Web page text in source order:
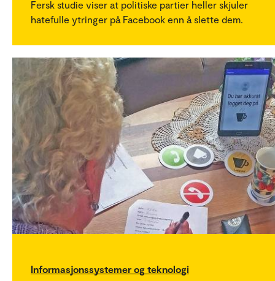
Fersk studie viser at politiske partier heller skjuler
hatefulle ytringer på Facebook enn å slette dem.
Informasjonssystemer og teknologi